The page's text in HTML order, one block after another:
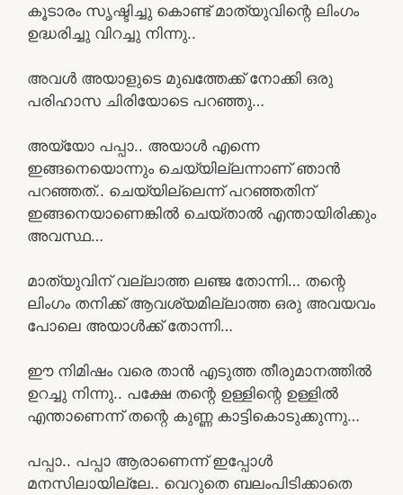
കൂടാരം സൃഷ്ടിച്ചു കൊണ്ട് മാത്യുവിന്റെ ലിംഗം
ഉദ്ധരിച്ചു വിറച്ചു നിന്നു..
അവൾ അയാളുടെ മുഖത്തേക്ക് നോക്കി ഒരു
പരിഹാസ ചിരിയോടെ പറഞ്ഞു…
അയ്യോ പപ്പാ.. അയാൾ എന്നെ
ഇങ്ങനെയൊന്നും ചെയ്യില്ലന്നാണ് ഞാൻ
പറഞ്ഞത്.. ചെയ്യില്ലെന്ന് പറഞ്ഞതിന്
ഇങ്ങനെയാണെങ്കിൽ ചെയ്താൽ എന്തായിരിക്കും
അവസ്ഥ…
മാത്യുവിന് വല്ലാത്ത ലഞ്ജ തോന്നി… തന്റെ
ലിംഗം തനിക്ക് ആവശ്യമില്ലാത്ത ഒരു അവയവം
പോലെ അയാൾക്ക് തോന്നി…
ഈ നിമിഷം വരെ താൻ എടുത്ത തീരുമാനത്തിൽ
ഉറച്ചു നിന്നു.. പക്ഷേ തന്റെ ഉള്ളിന്റെ ഉള്ളിൽ
എന്താണെന്ന് തന്റെ കുണ്ണ കാട്ടികൊടുക്കുന്നു…
പപ്പാ.. പപ്പാ ആരാണെന്ന് ഇപ്പോൾ
മനസിലായില്ലേ.. വെറുതെ ബലംപിടിക്കാതെ